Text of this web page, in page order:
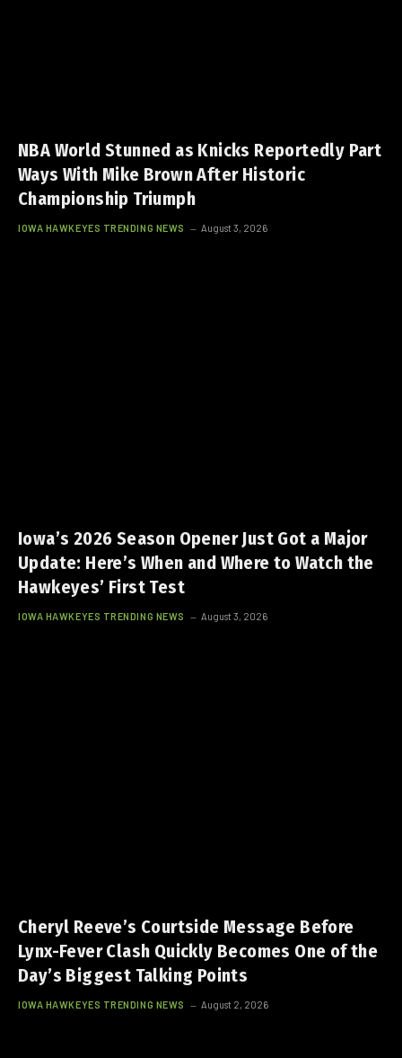
NBA World Stunned as Knicks Reportedly Part
Ways With Mike Brown After Historic
Championship Triumph
IOWA HAWKEYES TRENDING NEWS August 3, 2026
Iowa’s 2026 Season Opener Just Got a Major
Update: Here’s When and Where to Watch the
Hawkeyes’ First Test
IOWA HAWKEYES TRENDING NEWS August 3, 2026
Cheryl Reeve’s Courtside Message Before
Lynx-Fever Clash Quickly Becomes One of the
Day’s Biggest Talking Points
IOWA HAWKEYES TRENDING NEWS August 2, 2026